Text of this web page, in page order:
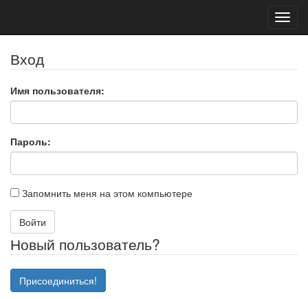
Вход
Имя пользователя:
Пароль:
Запомнить меня на этом компьютере
Войти
Новый пользователь?
Присоединиться!